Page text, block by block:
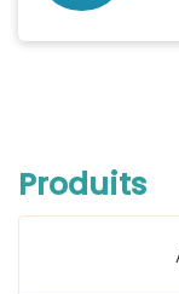
Produits